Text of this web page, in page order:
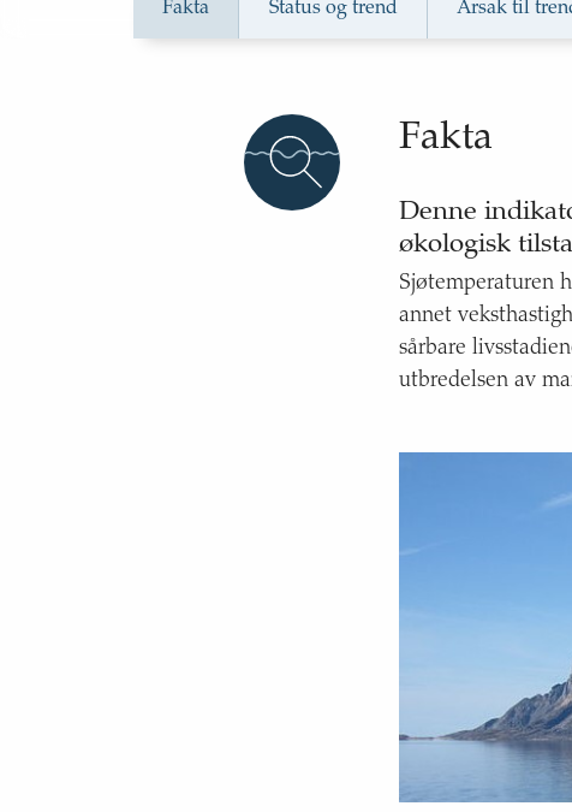
Fakta Status og trend Årsak til
Havisutbredelse i Barentshavet
Havindikatorer - indikatorer for
Fakta
Denne
økologisk
Sjøtemperaturen
annet
sårbare
utbredelsen av